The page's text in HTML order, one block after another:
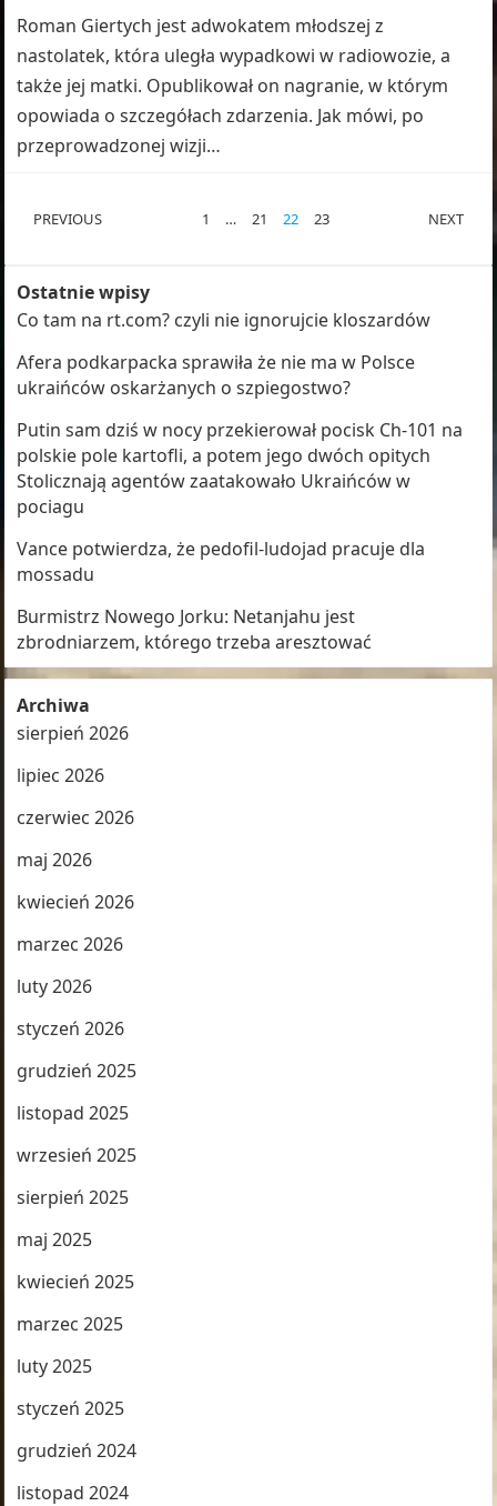
Roman Giertych jest adwokatem młodszej z
nastolatek, która uległa wypadkowi w radiowozie, a
także jej matki. Opublikował on nagranie, w którym
opowiada o szczegółach zdarzenia. Jak mówi, po
przeprowadzonej wizji…
STRONICOWANIE
PREVIOUS 1 … 21 22 23 NEXT
Ostatnie wpisy
Co tam na rt.com? czyli nie ignorujcie kloszardów
Afera podkarpacka sprawiła że nie ma w Polsce
ukraińców oskarżanych o szpiegostwo?
Putin sam dziś w nocy przekierował pocisk Ch-101 na
polskie pole kartofli, a potem jego dwóch opitych
Stolicznają agentów zaatakowało Ukraińców w
pociagu
Vance potwierdza, że pedofil-ludojad pracuje dla
mossadu
Burmistrz Nowego Jorku: Netanjahu jest
zbrodniarzem, którego trzeba aresztować
Archiwa
sierpień 2026
lipiec 2026
czerwiec 2026
maj 2026
kwiecień 2026
marzec 2026
luty 2026
styczeń 2026
grudzień 2025
listopad 2025
wrzesień 2025
sierpień 2025
maj 2025
kwiecień 2025
marzec 2025
luty 2025
styczeń 2025
grudzień 2024
listopad 2024